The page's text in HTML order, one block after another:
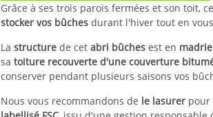
Grâce à ses trois parois fermées et son toit,
stocker vos bûchesdurant l'hiver tout en
La structurede cetabri bûchesest en
sa toiture recouverte d'une couverture
conserver pendant plusieurs saisons vos
Nous vous recommandons de le lasurerpour